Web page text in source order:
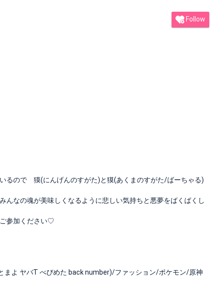
Follow
るので 獏(にんげんのすがた)と獏(あくまのすがた/ばーちゃる)
んなの魂が美味しくなるように悲しい気持ちと悪夢をばくばくし
参加ください♡
よ ヤバT べびめた back number)/ファッション/ポケモン/原神